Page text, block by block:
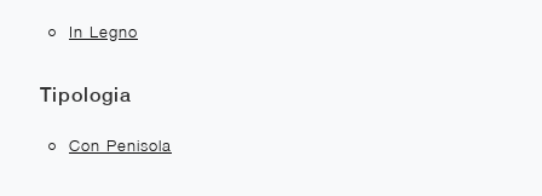
In Legno
Tipologia
Con Penisola